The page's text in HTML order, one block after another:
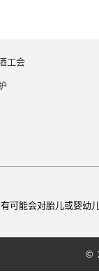
工会
可能会对胎儿或婴幼
©